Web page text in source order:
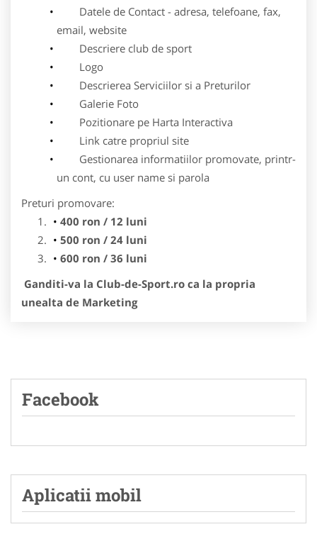
Datele de Contact - adresa, telefoane, fax,
email, website
Descriere club de sport
Logo
Descrierea Serviciilor si a Preturilor
Galerie Foto
Pozitionare pe Harta Interactiva
Link catre propriul site
Gestionarea informatiilor promovate, printr-
un cont, cu user name si parola
Preturi promovare:
400 ron / 12 luni
500 ron / 24 luni
600 ron / 36 luni
Ganditi-va la Club-de-Sport.ro ca la propria
unealta de Marketing
Facebook
Aplicatii mobil